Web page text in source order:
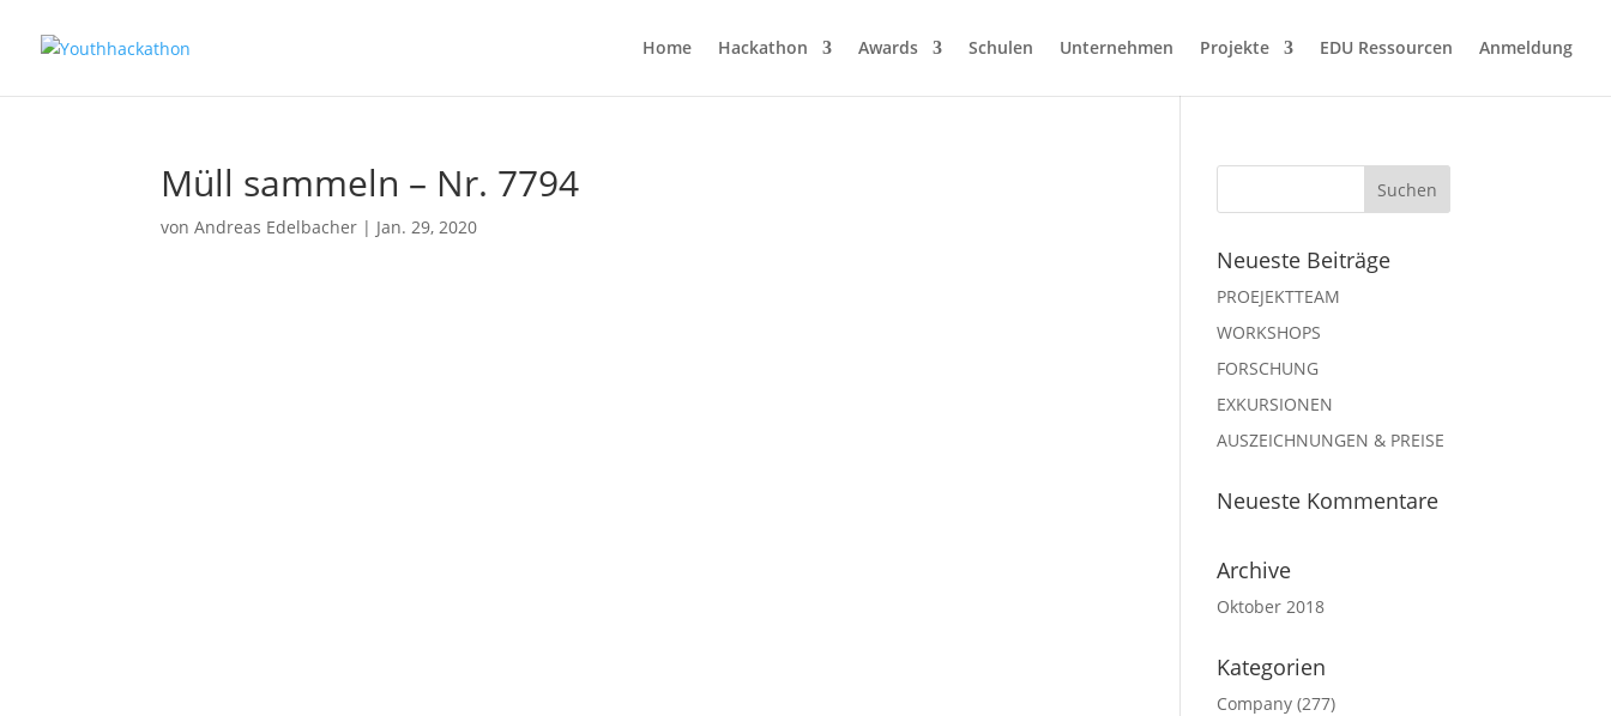
Home Hackathon Awards Schulen Unternehmen Projekte EDU Ressourcen Anmeldung
Müll sammeln – Nr. 7794
vonAndreas Edelbacher | Jan. 29, 2020
Neueste Beiträge
PROEJEKTTEAM
WORKSHOPS
FORSCHUNG
EXKURSIONEN
AUSZEICHNUNGEN & PREISE
Neueste Kommentare
Archive
Oktober 2018
Kategorien
Company (277)